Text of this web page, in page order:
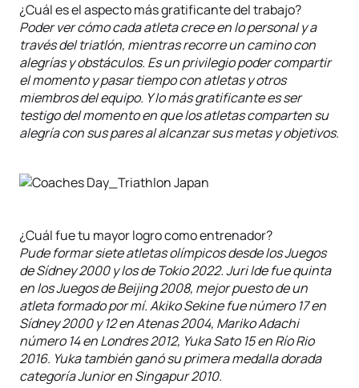
¿Cuál es el aspecto más gratificante del trabajo?
Poder ver cómo cada atleta crece en lo personal y a
través del triatlón, mientras recorre un camino con
alegrías y obstáculos. Es un privilegio poder compartir
el momento y pasar tiempo con atletas y otros
miembros del equipo. Y lo más gratificante es ser
testigo del momento en que los atletas comparten su
alegría con sus pares al alcanzar sus metas y objetivos.
¿Cuál fue tu mayor logro como entrenador?
Pude formar siete atletas olímpicos desde los Juegos
de Sídney 2000 y los de Tokio 2022. Juri Ide fue quinta
en los Juegos de Beijing 2008, mejor puesto de un
atleta formado por mí. Akiko Sekine fue número 17 en
Sídney 2000 y 12 en Atenas 2004, Mariko Adachi
número 14 en Londres 2012, Yuka Sato 15 en Río Rio
2016. Yuka también ganó su primera medalla dorada
categoría Junior en Singapur 2010.